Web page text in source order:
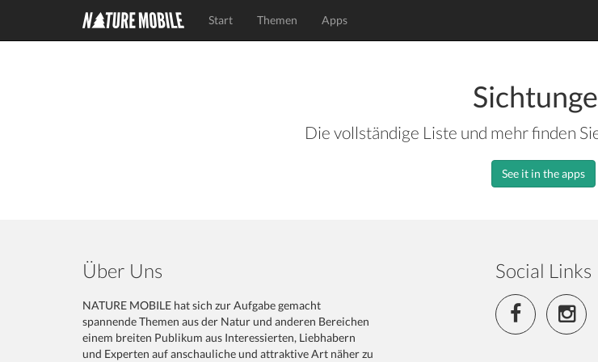
Start Themen Apps
Die vollständige Liste und mehr finden
See it in the apps
Über Uns
NATURE MOBILE hat sich zur Aufgabe gemacht
spannende Themen aus der Natur und anderen Bereichen
einem breiten Publikum aus Interessierten, Liebhabern
und Experten auf anschauliche und attraktive Art näher zu
Social Links